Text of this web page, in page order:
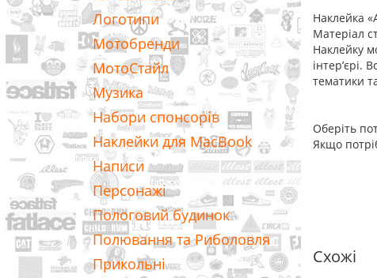
Логотипи
Мотобренди
МотоСтайл
Музика
Набори спонсорів
Наклейки для MacBook
Написи
Персонажі
Пологовий будинок
Полювання та Риболовля
Прикольні
Наклейка
Матеріал
Наклейку
інтер’єрі.
тематики
Оберіть
Якщо
Схожі